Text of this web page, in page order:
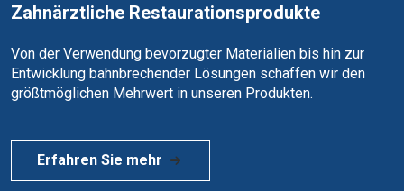
Zahnärztliche Restaurationsprodukte
Von der Verwendung bevorzugter Materialien bis hin zur
Entwicklung bahnbrechender Lösungen schaffen wir den
größtmöglichen Mehrwert in unseren Produkten.
Erfahren Sie mehr